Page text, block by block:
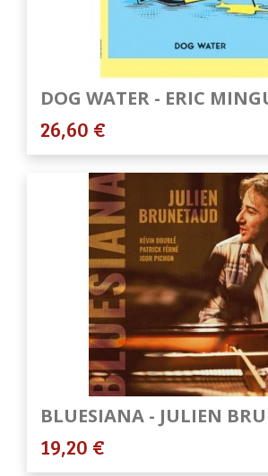
DOG WATER - ERIC
26,60 €
BLUESIANA - JULIEN
19,20 €